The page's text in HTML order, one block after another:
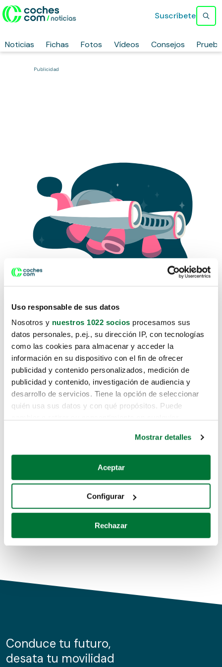
Uso responsable de sus datos
Nosotros y nuestros 1022 socios procesamos sus
datos personales, p.ej., su dirección IP, con tecnologías
como las cookies para almacenar y acceder la
información en su dispositivo con el fin de ofrecer
publicidad y contenido personalizados, medición de
publicidad y contenido, investigación de audiencia y
desarrollo de servicios. Tiene la opción de seleccionar
quién usa sus datos y con qué propósitos. Puede
Si lo permite, también quisiéramos:
Recopilar información sobre su ubicación geográfica
Identificar su dispositivo analizándolo activamente
para buscar características específicas (huellas
Obtenga más información sobre cómo se procesan sus
de cookies.
información sobre el uso que haga del sitio web con
nuestros partners de redes sociales, publicidad y análisis
Mostrar detalles
Aceptar
Configurar
Rechazar
Noticias Fichas Fotos Vídeos Consejos
Suscríbete
Publicidad
Lo sentimos, no sabemos como
te hemos traido hasta aquí.
Pero puedes encontrar el coche que estás
buscando en alguno de estos enlaces:
Coches de segunda mano
Coches de km0
Conduce tu futuro,
desata tu movilidad